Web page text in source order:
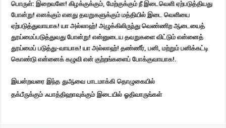
பொருள்: இறைவனே! கிழக்குக்கும், மேற்குக்கும் நீ இடைவெளி ஏற்படுத்தியது
போன்று! எனக்கும் எனது தவறுகளுக்கும் மத்தியில் இடை வெளியை
ஏற்படுத்துவாயாக! யா அல்லாஹ்! அழுக்கிலிருந்து வெண்ணிற ஆடையைத்
தூய்மைப்படுத்துவது போன்று! என்னுடைய தவறுகளை விட்டும் என்னைத்
தூய்மைப் படுத்து-வாயாக! யா அல்லாஹ்! தண்ணீர், பனி, மற்றும் பனிக்கட்டி
கொண்டு என்னைக் கழுவி என் குற்றங்களைப் போக்குவாயாக!.
இயன்றவரை இந்த துஆவை பாடமாக்கி தொழுகையில்
தக்பீருக்கும் ஃபாத்திஹாவுக்கும் இடையில் ஓதிவாருங்கள்